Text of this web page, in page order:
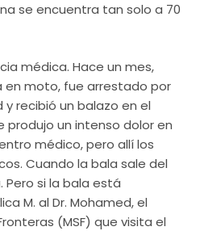
se encuentra tan solo a 70
médica. Hace un mes,
en moto, fue arrestado por
recibió un balazo en el
produjo un intenso dolor en
médico, pero allí los
Cuando la bala sale del
Pero si la bala está
M. al Dr. Mohamed, el
(MSF) que visita el